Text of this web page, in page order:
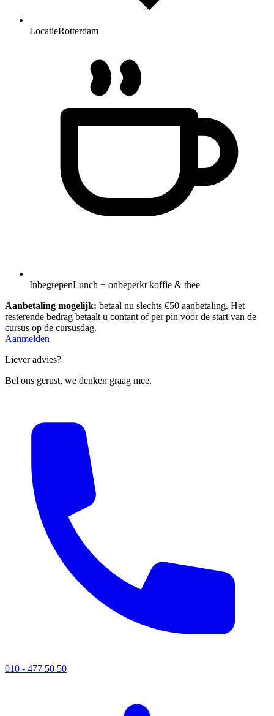
LocatieRotterdam
InbegrepenLunch + onbeperkt koffie & thee
Aanbetaling mogelijk: betaal nu slechts €50 aanbetaling. Het
resterende bedrag betaalt u contant of per pin vóór de start van de
cursus op de cursusdag.
Aanmelden
Liever advies?
Bel ons gerust, we denken graag mee.
010 - 477 50 50